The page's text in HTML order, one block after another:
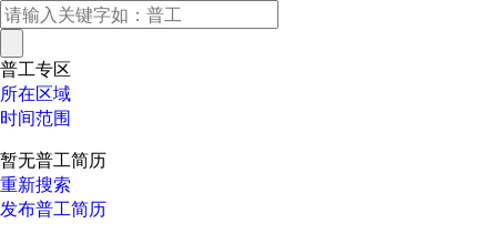
普工专区
所在区域
时间范围
暂无普工简历
重新搜索
发布普工简历